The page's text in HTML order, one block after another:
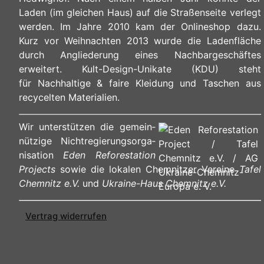
Laden (im gleichen Haus) auf die Straßenseite verlegt
werden. Im Jahre 2010 kam der Onlineshop dazu.
Kurz vor Weihnachten 2013 wurde die Ladenfläche
durch Angliederung eines Nachbargeschäftes
erweitert. Kult-Design-Unikate (KDU) steht
für Nachhaltige & faire Kleidung und Taschen aus
recycelten Materialien.
Wir unterstützen die ge­mein­
nüt­zi­ge Nicht­re­gie­rungs­or­ga­
ni­sa­ti­onEden Reforestation
Projects sowie die lokalen Chemnitzer VereineTafel
Chemnitz e.V. und Ukraine-Haus Chemnitz e.V.
Vertrag widerrufen